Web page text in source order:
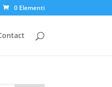
0 Elementi